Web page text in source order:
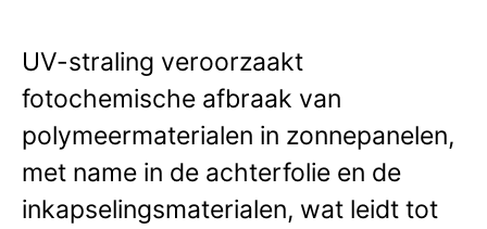
UV-straling veroorzaakt
fotochemische afbraak van
polymeermaterialen in zonnepanelen,
met name in de achterfolie en de
inkapselingsmaterialen, wat leidt tot